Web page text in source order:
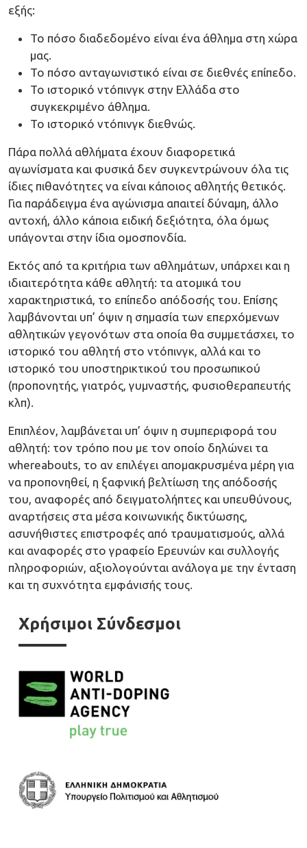
εξής:
Το πόσο διαδεδομένο είναι ένα άθλημα στη χώρα
μας.
Το πόσο ανταγωνιστικό είναι σε διεθνές επίπεδο.
Το ιστορικό ντόπινγκ στην Ελλάδα στο
συγκεκριμένο άθλημα.
Το ιστορικό ντόπινγκ διεθνώς.
Πάρα πολλά αθλήματα έχουν διαφορετικά
αγωνίσματα και φυσικά δεν συγκεντρώνουν όλα τις
ίδιες πιθανότητες να είναι κάποιος αθλητής θετικός.
Για παράδειγμα ένα αγώνισμα απαιτεί δύναμη, άλλο
αντοχή, άλλο κάποια ειδική δεξιότητα, όλα όμως
υπάγονται στην ίδια ομοσπονδία.
Εκτός από τα κριτήρια των αθλημάτων, υπάρχει και η
ιδιαιτερότητα κάθε αθλητή: τα ατομικά του
χαρακτηριστικά, το επίπεδο απόδοσής του. Επίσης
λαμβάνονται υπ’ όψιν η σημασία των επερχόμενων
αθλητικών γεγονότων στα οποία θα συμμετάσχει, το
ιστορικό του αθλητή στο ντόπινγκ, αλλά και το
ιστορικό του υποστηρικτικού του προσωπικού
(προπονητής, γιατρός, γυμναστής, φυσιοθεραπευτής
κλπ).
Επιπλέον, λαμβάνεται υπ’ όψιν η συμπεριφορά του
αθλητή: τον τρόπο που με τον οποίο δηλώνει τα
whereabouts, το αν επιλέγει απομακρυσμένα μέρη για
να προπονηθεί, η ξαφνική βελτίωση της απόδοσής
του, αναφορές από δειγματολήπτες και υπευθύνους,
αναρτήσεις στα μέσα κοινωνικής δικτύωσης,
ασυνήθιστες επιστροφές από τραυματισμούς, αλλά
και αναφορές στο γραφείο Ερευνών και συλλογής
πληροφοριών, αξιολογούνται ανάλογα με την ένταση
και τη συχνότητα εμφάνισής τους.
Χρήσιμοι Σύνδεσμοι